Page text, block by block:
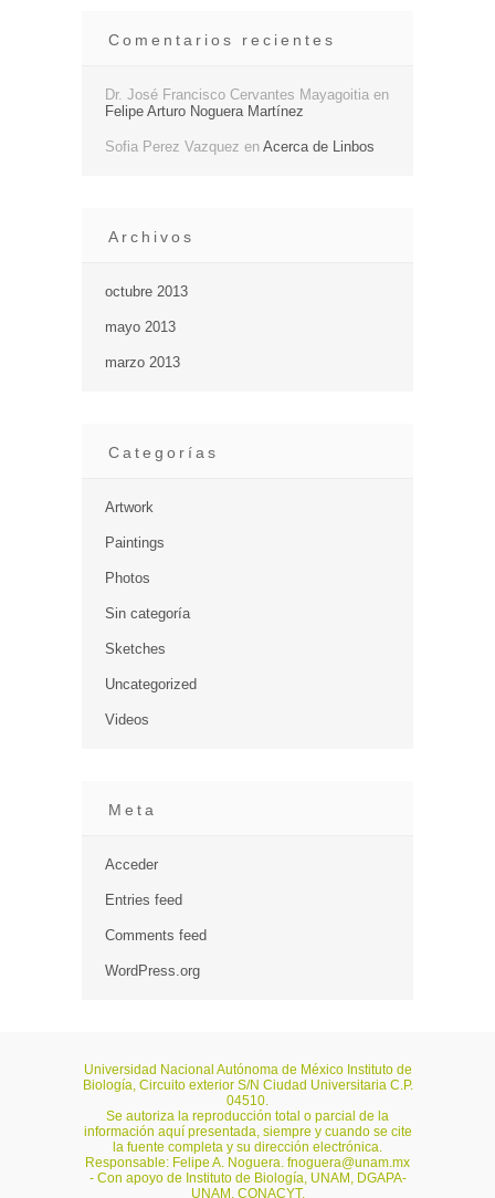
Comentarios recientes
Dr. José Francisco Cervantes Mayagoitia en
Felipe Arturo Noguera Martínez
Sofia Perez Vazquez en Acerca de Linbos
Archivos
octubre 2013
mayo 2013
marzo 2013
Categorías
Artwork
Paintings
Photos
Sin categoría
Sketches
Uncategorized
Videos
Meta
Acceder
Entries feed
Comments feed
WordPress.org
Universidad Nacional Autónoma de México Instituto de
Biología, Circuito exterior S/N Ciudad Universitaria C.P.
04510.
Se autoriza la reproducción total o parcial de la
información aquí presentada, siempre y cuando se cite
la fuente completa y su dirección electrónica.
Responsable: Felipe A. Noguera. fnoguera@unam.mx
- Con apoyo de Instituto de Biología, UNAM, DGAPA-
UNAM, CONACYT.